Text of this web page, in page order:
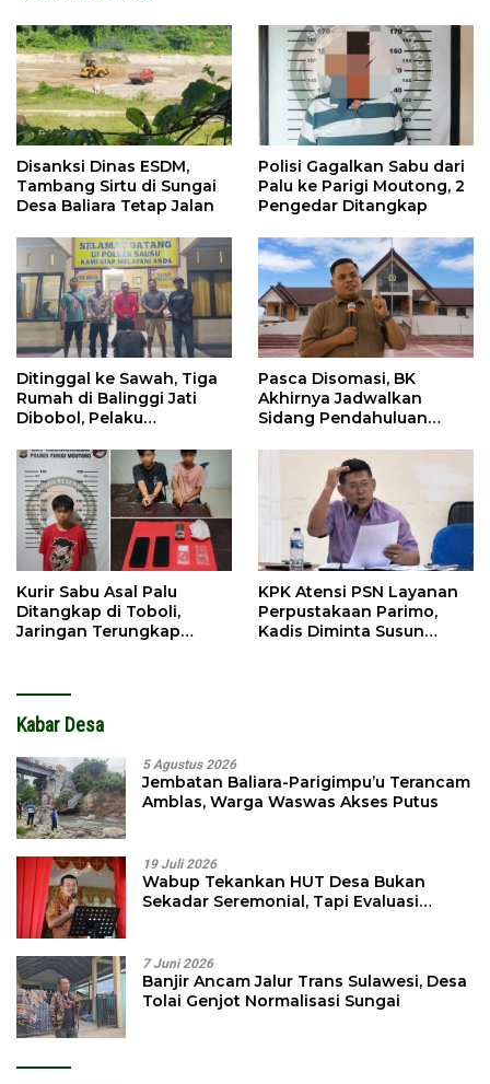
Disanksi Dinas ESDM,
Tambang Sirtu di Sungai
Desa Baliara Tetap Jalan
Polisi Gagalkan Sabu dari
Palu ke Parigi Moutong, 2
Pengedar Ditangkap
Ditinggal ke Sawah, Tiga
Rumah di Balinggi Jati
Dibobol, Pelaku
Pasca Disomasi, BK
Akhirnya Jadwalkan
Sidang Pendahuluan
Kurir Sabu Asal Palu
Ditangkap di Toboli,
Jaringan Terungkap
KPK Atensi PSN Layanan
Perpustakaan Parimo,
Kadis Diminta Susun
Kabar Desa
5 Agustus 2026
Jembatan Baliara-Parigimpu’u Terancam
Amblas, Warga Waswas Akses Putus
19 Juli 2026
Wabup Tekankan HUT Desa Bukan
Sekadar Seremonial, Tapi Evaluasi
7 Juni 2026
Banjir Ancam Jalur Trans Sulawesi, Desa
Tolai Genjot Normalisasi Sungai